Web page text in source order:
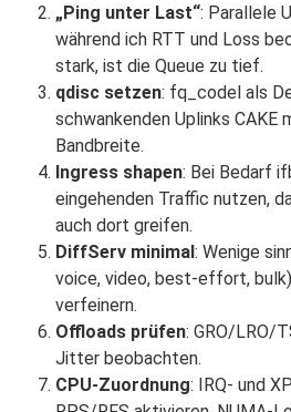
„Ping unter Last“: Parallele
während ich RTT und Loss
stark, ist die Queue zu tief.
qdisc setzen: fq_codel als
schwankenden Uplinks CAKE
Bandbreite.
Ingress shapen: Bei Bedarf
eingehenden Traffic nutzen,
auch dort greifen.
DiffServ minimal: Wenige
voice, video, best-effort,
verfeinern.
Offloads prüfen: GRO/LRO/
Jitter beobachten.
CPU-Zuordnung: IRQ- und